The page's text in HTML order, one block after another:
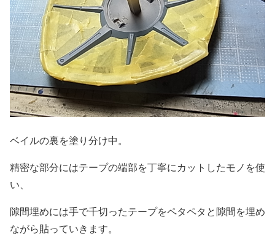
ベイルの裏を塗り分け中。
精密な部分にはテープの端部を丁寧にカットしたモノを使
い、
隙間埋めには手で千切ったテープをペタペタと隙間を埋め
ながら貼っていきます。